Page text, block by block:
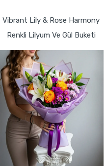
Vibrant Lily & Rose Harmony
Renkli Lilyum Ve Gül Buketi